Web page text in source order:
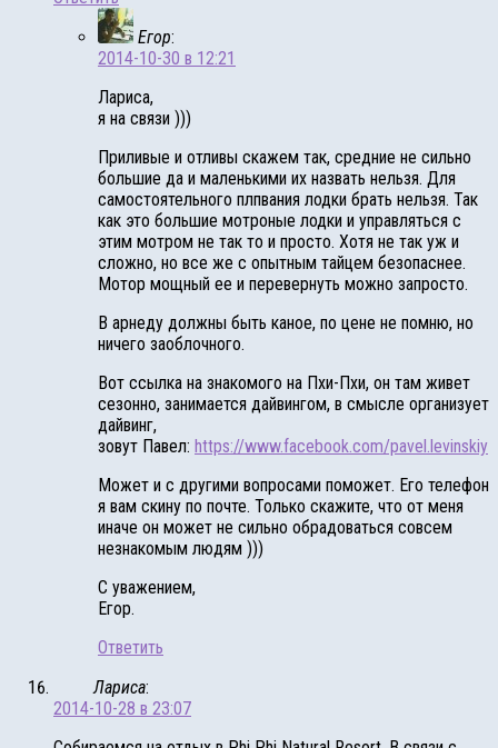
Егор:
2014-10-30 в 12:21
Лариса,
я на связи )))
Приливые и отливы скажем так, средние не сильно
большие да и маленькими их назвать нельзя. Для
самостоятельного плпвания лодки брать нельзя. Так
как это большие мотроные лодки и управляться с
этим мотром не так то и просто. Хотя не так уж и
сложно, но все же с опытным тайцем безопаснее.
Мотор мощный ее и перевернуть можно запросто.
В арнеду должны быть каное, по цене не помню, но
ничего заоблочного.
Вот ссылка на знакомого на Пхи-Пхи, он там живет
сезонно, занимается дайвингом, в смысле организует
дайвинг,
зовут Павел: https://www.facebook.com/pavel.levinskiy
Может и с другими вопросами поможет. Его телефон
я вам скину по почте. Только скажите, что от меня
иначе он может не сильно обрадоваться совсем
незнакомым людям )))
С уважением,
Егор.
Ответить
Лариса:
2014-10-28 в 23:07